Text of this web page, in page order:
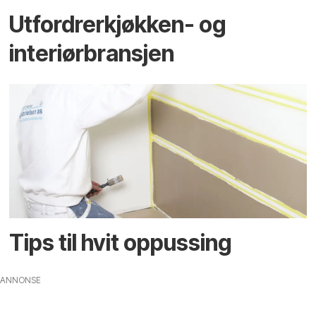
Utfordrerkjøkken- og
interiørbransjen
Tips til hvit oppussing
ANNONSE